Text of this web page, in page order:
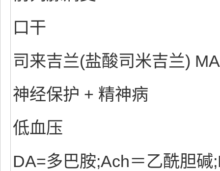
口干
司来吉兰(盐酸司米吉兰)
神经保护 + 精神病
低血压
DA=多巴胺;Ach＝乙酰胆碱